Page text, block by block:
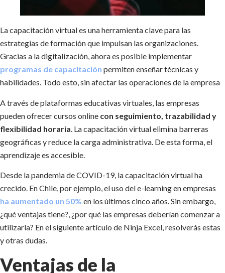
La capacitación virtual es una herramienta clave para las
estrategias de formación que impulsan las organizaciones.
Gracias a la digitalización, ahora es posible implementar
programas de capacitación permiten enseñar técnicas y
habilidades. Todo esto, sin afectar las operaciones de la empresa
A través de plataformas educativas virtuales, las empresas
pueden ofrecer cursos online con seguimiento, trazabilidad y
flexibilidad horaria . La capacitación virtual elimina barreras
geográficas y reduce la carga administrativa. De esta forma, el
aprendizaje es accesible.
Desde la pandemia de COVID-19, la capacitación virtual ha
crecido. En Chile, por ejemplo, el uso del e-learning en empresas
ha aumentado un 50% en los últimos cinco años. Sin embargo,
¿qué ventajas tiene?, ¿por qué las empresas deberían comenzar a
utilizarla? En el siguiente artículo de Ninja Excel, resolverás estas
y otras dudas.
Ventajas de la